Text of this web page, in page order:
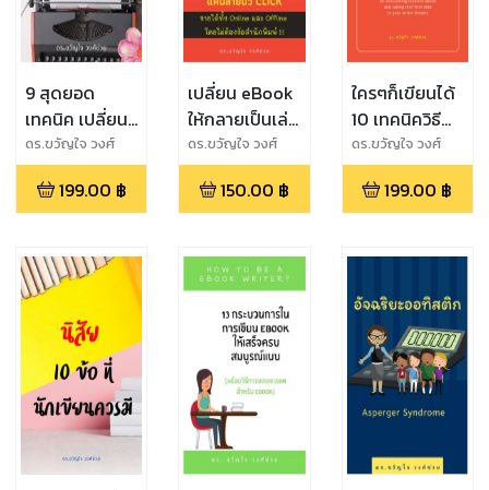
9 สุดยอด
เทคนิค เปลี่ยน
ทุก "เรื่องราว"
ให้กลายเป็น
"เรื่องสั้น"
ดร.ขวัญใจ วงศ์
ช่วย
199.00 ฿
เปลี่ยน eBook
ให้กลายเป็นเล่ม
หนังสือ แค่
ปลายนิ้ว Click
ดร.ขวัญใจ วงศ์
ช่วย
150.00 ฿
ใครๆก็เขียนได้
10 เทคนิควิธี
ฝึกเริ่มต้นเขียน
ดร.ขวัญใจ วงศ์
ช่วย
199.00 ฿